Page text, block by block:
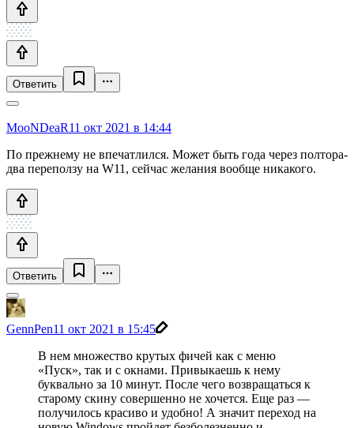
Ответить
MooNDeaR11 окт 2021 в 14:44
По прежнему не впечатлился. Может быть года через полтора-
два переползу на W11, сейчас желания вообще никакого.
Ответить
GennPen11 окт 2021 в 15:45
В нем множество крутых фичей как с меню
«Пуск», так и с окнами. Привыкаешь к нему
буквально за 10 минут. После чего возвращаться к
старому скину совершенно не хочется. Еще раз —
получилось красиво и удобно! А значит переход на